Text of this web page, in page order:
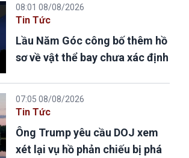
08:01 08/08/2026
Tin Tức
Lầu Năm Góc công bố thêm hồ
sơ về vật thể bay chưa xác định
07:05 08/08/2026
Tin Tức
Ông Trump yêu cầu DOJ xem
xét lại vụ hồ phản chiếu bị phá